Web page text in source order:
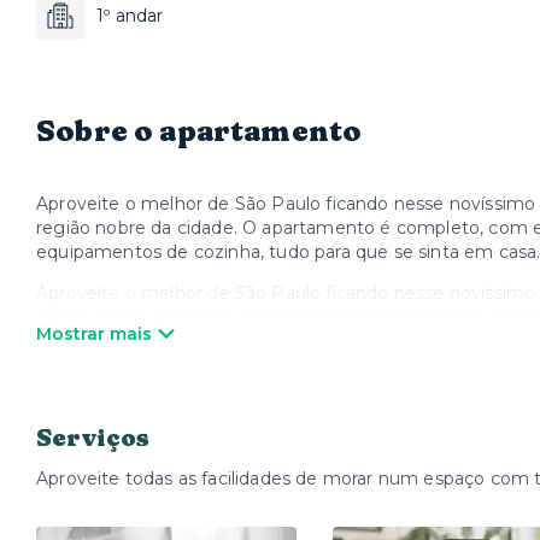
1º andar
Sobre o apartamento
Aproveite o melhor de São Paulo ficando nesse
região nobre da cidade. O apartamento é completo, com
equipamentos de cozinha, tudo para que se sinta em casa.
equipamentos de cozinha, tudo para que se sinta em casa.
estão a alguns passos de distância.
Nossos espaços são pensados para que você possa se
morar por um tempo.
Mostrar mais
Serviços
Aproveite todas as facilidades de morar num espaço com